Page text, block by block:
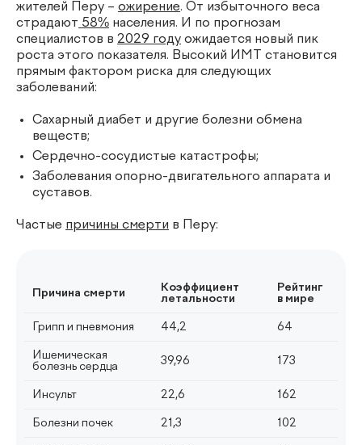
жителей Перу – ожирение. От избыточного веса
страдают 58% населения. И по прогнозам
специалистов в 2029 году ожидается новый пик
роста этого показателя. Высокий ИМТ становится
прямым фактором риска для следующих
заболеваний:
Сахарный диабет и другие болезни обмена
веществ;
Сердечно-сосудистые катастрофы;
Заболевания опорно-двигательного аппарата и
суставов.
Частые причины смерти в Перу:
Причина смерти
Коэффициент
летальности
Рейтинг
в мире
Грипп и пневмония 44,2 64
Ишемическая
болезнь сердца
39,96 173
Инсульт 22,6 162
Болезни почек 21,3 102